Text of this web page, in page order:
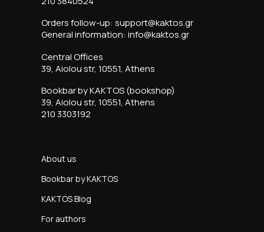
Orders follow-up: support@kaktos.gr
General information: info@kaktos.gr
Central Offices
39, Aiolou str, 10551, Athens
Bookbar by KAKTOS (bookshop)
39, Aiolou str, 10551, Athens
210 3303192
About us
Bookbar by KAKTOS
KAKTOS Blog
For authors